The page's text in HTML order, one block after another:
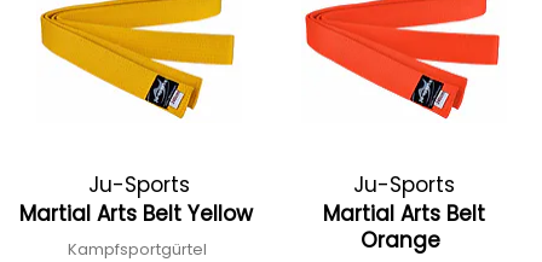
Ju-Sports
Martial Arts Belt Yellow
Kampfsportgürtel
Ju-Sports
Martial Arts Belt
Orange